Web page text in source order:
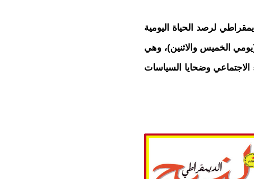
لرصد الحياة اليومية
الخميس والاثنين)، وهي
وضحايا السياسات